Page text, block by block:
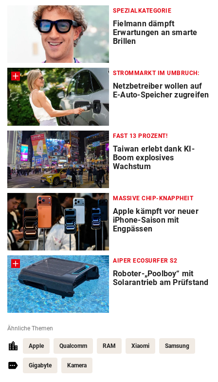
SPEZIALKATEGORIE
Fielmann dämpft
Erwartungen an smarte
Brillen
STROMMARKT IM UMBRUCH:
Netzbetreiber wollen auf
E-Auto-Speicher zugreifen
FAST 13 PROZENT!
Taiwan erlebt dank KI-
Boom explosives
Wachstum
MASSIVE CHIP-KNAPPHEIT
Apple kämpft vor neuer
iPhone-Saison mit
Engpässen
AIPER ECOSURFER S2
Roboter-„Poolboy“ mit
Solarantrieb am Prüfstand
Ähnliche Themen
Apple Qualcomm RAM Xiaomi Samsung
Gigabyte Kamera